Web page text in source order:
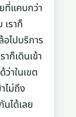
ที่แคบกว่า
ราก็
ไปบริการ
ก็เดินเข้า
าในเขต
ไม่ถึง
นได้เลย